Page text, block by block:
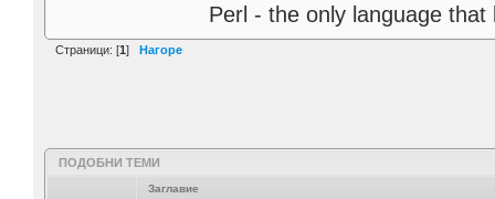
Perl - the only language
Страници: [1] Нагоре
ПОДОБНИ ТЕМИ
Заглавие